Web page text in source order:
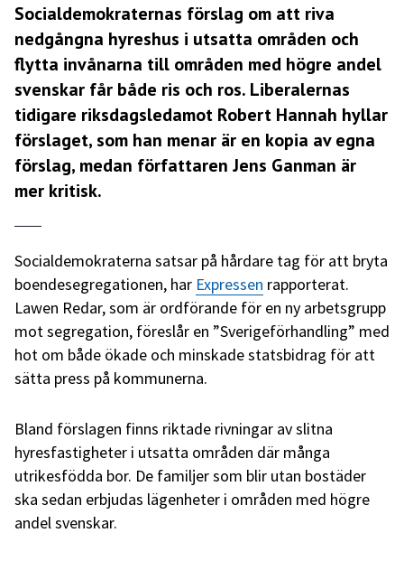
Socialdemokraternas förslag om att riva
nedgångna hyreshus i utsatta områden och
flytta invånarna till områden med högre andel
svenskar får både ris och ros. Liberalernas
tidigare riksdagsledamot Robert Hannah hyllar
förslaget, som han menar är en kopia av egna
förslag, medan författaren Jens Ganman är
mer kritisk.
Socialdemokraterna satsar på hårdare tag för att bryta
boendesegregationen, har Expressen rapporterat.
Lawen Redar, som är ordförande för en ny arbetsgrupp
mot segregation, föreslår en ”Sverigeförhandling” med
hot om både ökade och minskade statsbidrag för att
sätta press på kommunerna.
Bland förslagen finns riktade rivningar av slitna
hyresfastigheter i utsatta områden där många
utrikesfödda bor. De familjer som blir utan bostäder
ska sedan erbjudas lägenheter i områden med högre
andel svenskar.